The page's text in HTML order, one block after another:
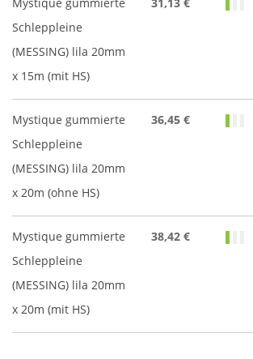
Schleppleine
(MESSING) lila 20mm
x 15m (mit HS)
Mystique gummierte
Schleppleine
(MESSING) lila 20mm
x 20m (ohne HS)
36,45 €
Mystique gummierte
Schleppleine
(MESSING) lila 20mm
x 20m (mit HS)
38,42 €